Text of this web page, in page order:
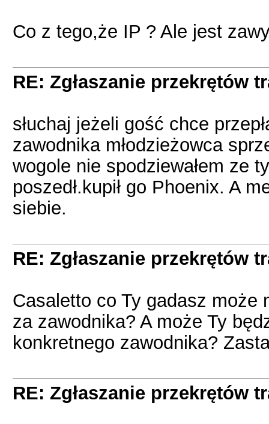
Co z tego,że IP ? Ale jest
RE: Zgłaszanie przekrętów
słuchaj jeżeli gość chce
zawodnika młodzieżowca
wogole nie spodziewałem ze
poszedł.kupił go Phoenix. A
siebie.
RE: Zgłaszanie przekrętów
Casaletto co Ty gadasz może
za zawodnika? A może Ty
konkretnego zawodnika?
RE: Zgłaszanie przekrętów